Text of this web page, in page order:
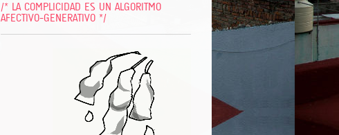
/* LA COMPLICIDAD ES UN ALGORITMO
AFECTIVO-GENERATIVO */